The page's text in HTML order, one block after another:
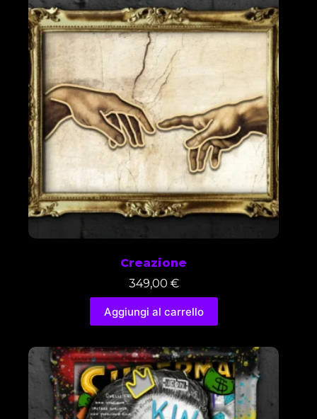
Creazione
349,00 €
Aggiungi al carrello